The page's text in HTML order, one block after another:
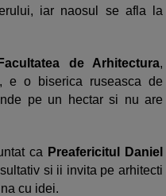
iar naosul se afla la
Facultatea de Arhitectura,
e o biserica ruseasca de
pe un hectar si nu are
ca Preafericitul Daniel
si ii invita pe arhitecti
cu idei.